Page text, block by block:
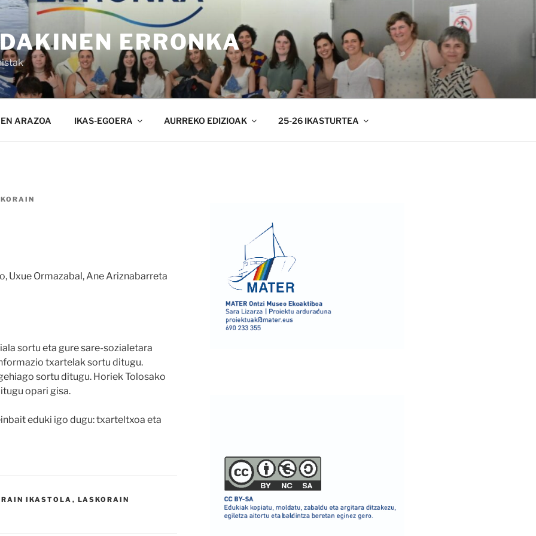
ERRONKA
ARAZOA IKAS-EGOERA AURREKO EDIZIOAK 25-26 IKASTURTEA
Uxue Ormazabal, Ane Ariznabarreta
sortu eta gure sare-sozialetara
txartelak sortu ditugu.
sortu ditugu. Horiek Tolosako
opari gisa.
eduki igo dugu: txarteltxoa eta
IKASTOLA , LASKORAIN